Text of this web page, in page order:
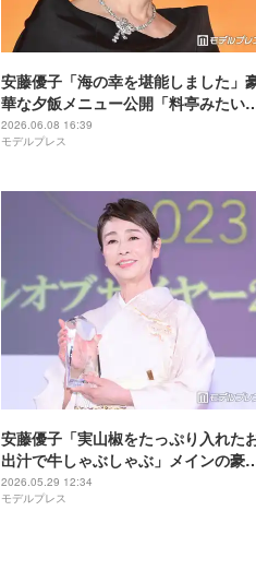
安藤優子「海の幸を堪能しました」
華な夕飯メニュー公開「料亭みたい
クオリティ」「蛤しゃぶしゃぶ美味し
そう」と反響
2026.06.08 16:39
モデルプレス
安藤優子「実山椒をたっぷり入れた
出汁で牛しゃぶしゃぶ」メインの豪
なメニュー披露「目でも楽しめる」
「器使いが素敵」の声
2026.05.29 12:34
モデルプレス